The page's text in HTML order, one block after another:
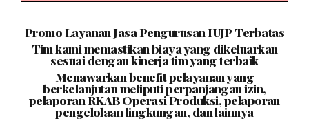
Promo Layanan Jasa Pengurusan IUJP Terbatas
Tim kami memastikan biaya yang dikeluarkan
sesuai dengan kinerja tim yang terbaik
Menawarkan benefit pelayanan yang
berkelanjutan meliputi perpanjangan izin,
pelaporan RKAB Operasi Produksi, pelaporan
pengelolaan lingkungan, dan lainnya